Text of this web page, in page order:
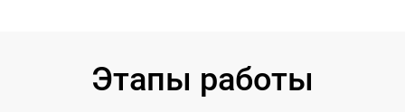
Этапы работы